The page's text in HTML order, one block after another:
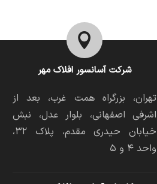

شرکت آسانسور افلاک مهر
تهران، بزرگراه همت غرب، بعد از
اشرفی اصفهانی، بلوار عدل، نبش
خیابان حیدری مقدم، پلاک ۳۲،
واحد ۴ و ۵